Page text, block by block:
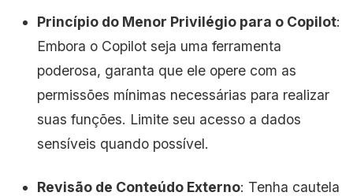
Princípio do Menor Privilégio para o Copilot:
Embora o Copilot seja uma ferramenta
poderosa, garanta que ele opere com as
permissões mínimas necessárias para realizar
suas funções. Limite seu acesso a dados
sensíveis quando possível.
Revisão de Conteúdo Externo: Tenha cautela